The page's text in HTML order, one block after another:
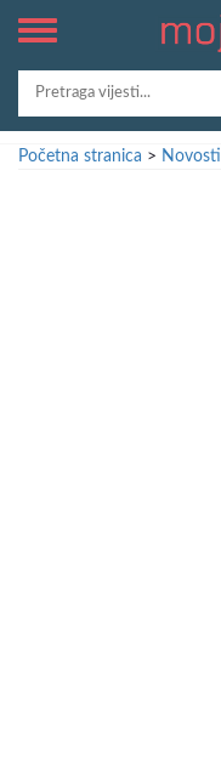
Početna stranica > Novosti